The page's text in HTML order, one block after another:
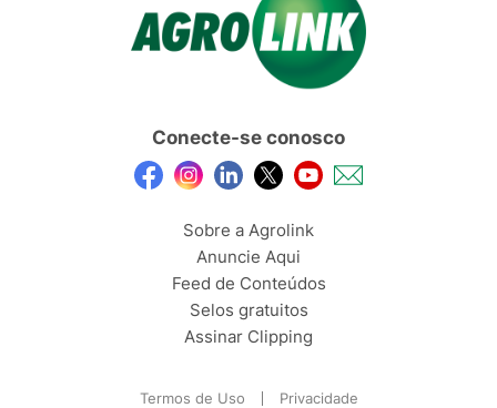
Conecte-se conosco
Sobre a Agrolink
Anuncie Aqui
Feed de Conteúdos
Selos gratuitos
Assinar Clipping
Termos de Uso Privacidade